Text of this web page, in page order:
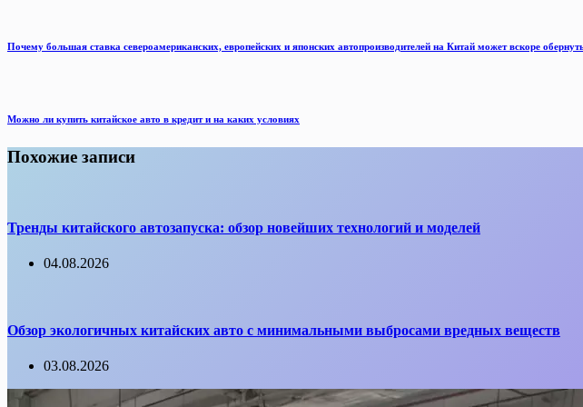
Почему большая ставка североамериканских, европейских и японских автопроизводителей на Китай может вскоре
Можно ли купить китайское авто в кредит и на каких условиях
Похожие записи
Тренды китайского автозапуска: обзор новейших технологий и моделей
04.08.2026
Обзор экологичных китайских авто с минимальными выбросами вредных веществ
03.08.2026